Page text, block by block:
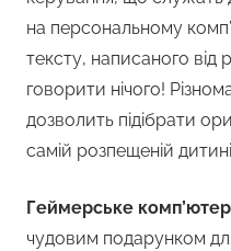
на персональному
тексту, написаного від
говорити нічого!
дозволить підібрати
самій розпещеній
Геймерське
чудовим подарунком